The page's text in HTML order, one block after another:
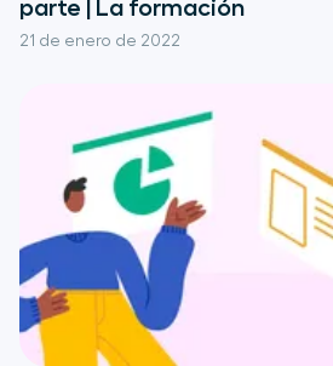
21 de enero de 2022
parte | La formación